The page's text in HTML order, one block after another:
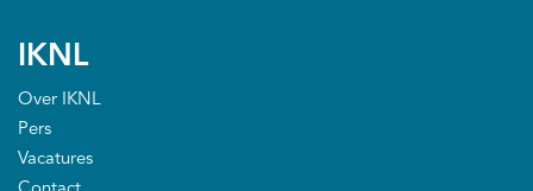
IKNL
Over IKNL
Pers
Vacatures